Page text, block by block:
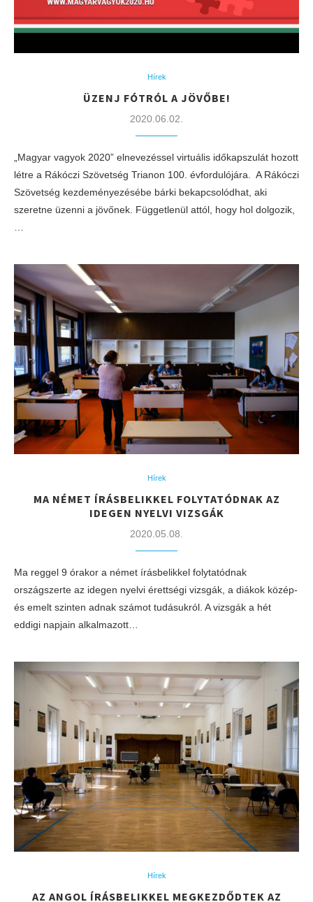
Hírek
ÜZENJ FÓTRÓL A JÖVŐBE!
2020.06.02.
„Magyar vagyok 2020” elnevezéssel virtuális időkapszulát hozott
létre a Rákóczi Szövetség Trianon 100. évfordulójára. A Rákóczi
Szövetség kezdeményezésébe bárki bekapcsolódhat, aki
szeretne üzenni a jövőnek. Függetlenül attól, hogy hol dolgozik,
Hírek
MA NÉMET ÍRÁSBELIKKEL FOLYTATÓDNAK AZ
IDEGEN NYELVI VIZSGÁK
2020.05.08.
Ma reggel 9 órakor a német írásbelikkel folytatódnak
országszerte az idegen nyelvi érettségi vizsgák, a diákok közép-
és emelt szinten adnak számot tudásukról. A vizsgák a hét
eddigi napjain alkalmazott…
Hírek
AZ ANGOL ÍRÁSBELIKKEL MEGKEZDŐDTEK AZ